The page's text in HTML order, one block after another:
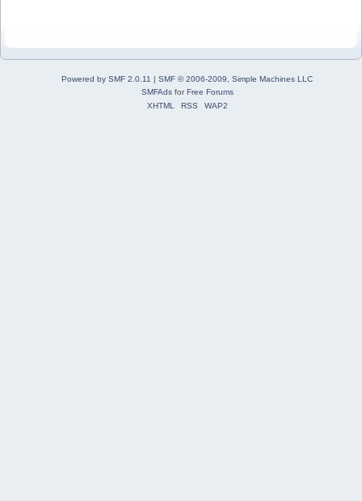
Powered by SMF 2.0.11 | SMF © 2006-2009, Simple Machines LLC
SMFAdsforFree Forums
XHTML
RSS WAP2